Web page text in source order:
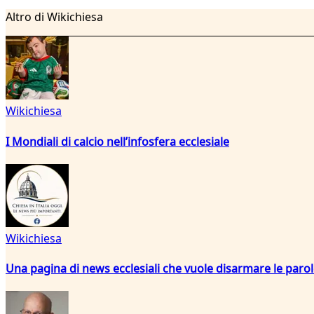
Altro di Wikichiesa
Wikichiesa
I Mondiali di calcio nell’infosfera ecclesiale
Wikichiesa
Una pagina di news ecclesiali che vuole disarmare le